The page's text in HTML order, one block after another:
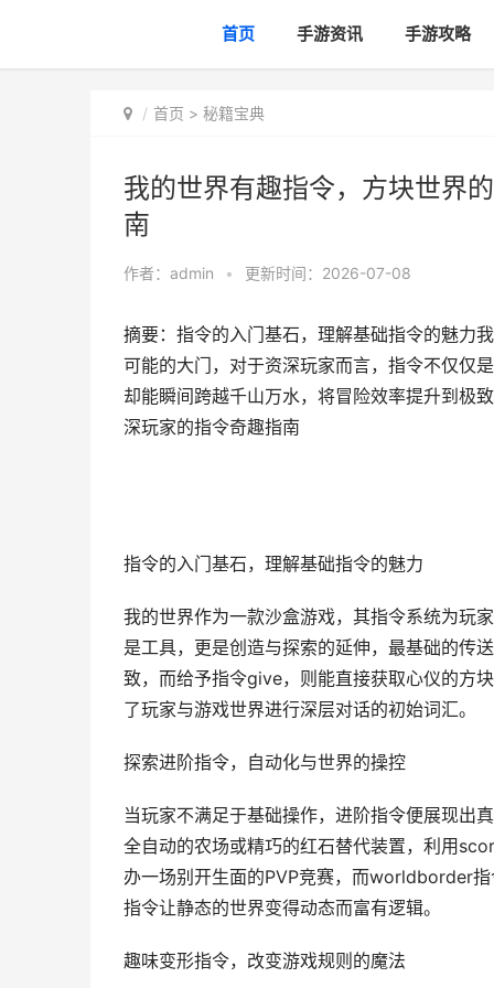
首页 手游资讯 手游攻略
首页 > 秘籍宝典
我的世界有趣指令，方块世界
南
作者： admin • 更新时间：2026-07-08
摘要：指令的入门基石，理解基础指令的魅力
可能的大门，对于资深玩家而言，指令不仅仅
却能瞬间跨越千山万水，将冒险效率提升到极
深玩家的指令奇趣指南
指令的入门基石，理解基础指令的魅力
我的世界作为一款沙盒游戏，其指令系统为玩
是工具，更是创造与探索的延伸，最基础的传
致，而给予指令give，则能直接获取心仪的方
了玩家与游戏世界进行深层对话的初始词汇。
探索进阶指令，自动化与世界的操控
当玩家不满足于基础操作，进阶指令便展现出
全自动的农场或精巧的红石替代装置，利用
办一场别开生面的PVP竞赛，而worldborder
指令让静态的世界变得动态而富有逻辑。
趣味变形指令，改变游戏规则的魔法